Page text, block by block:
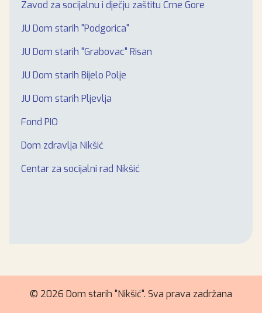
Zavod za socijalnu i dječju zaštitu Crne Gore
JU Dom starih "Podgorica"
JU Dom starih "Grabovac" Risan
JU Dom starih Bijelo Polje
JU Dom starih Pljevlja
Fond PIO
Dom zdravlja Nikšić
Centar za socijalni rad Nikšić
© 2026 Dom starih "Nikšić". Sva prava zadržana